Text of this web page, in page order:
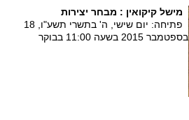
מישל קיקואין : מבחר יצירות
פתיחה: יום שישי, ה' בתשרי תשע"ו, 18
בספטמבר 2015 בשעה 11:00 בבוקר